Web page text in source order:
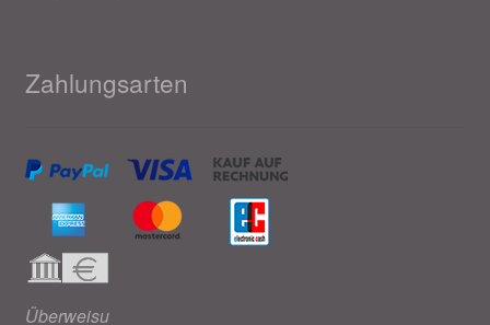
Zahlungsarten
Überweisu